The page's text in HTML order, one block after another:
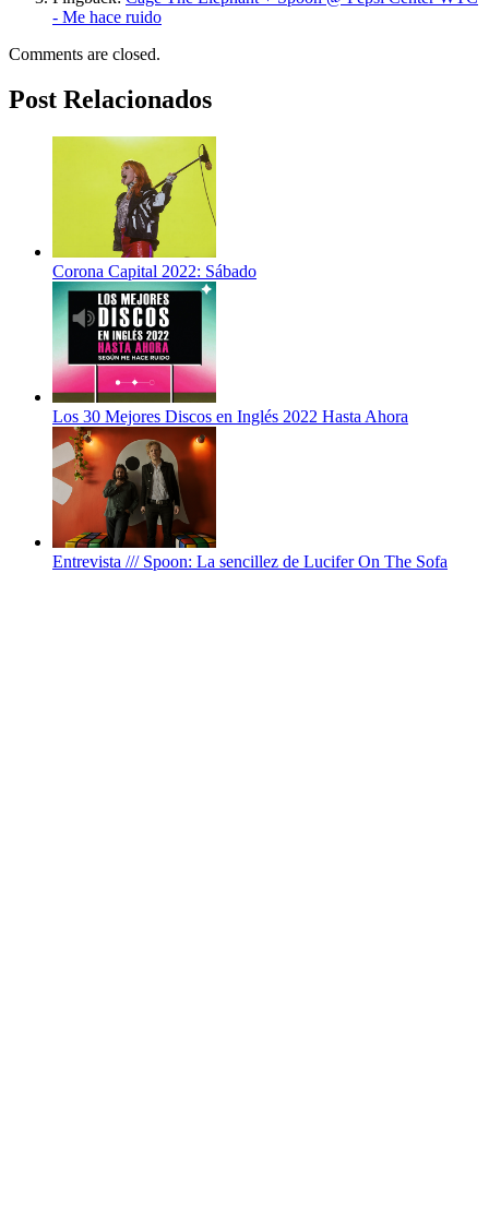
- Me hace ruido
Comments are closed.
Post Relacionados
Corona Capital 2022: Sábado
Los 30 Mejores Discos en Inglés 2022 Hasta Ahora
Entrevista /// Spoon: La sencillez de Lucifer On The Sofa